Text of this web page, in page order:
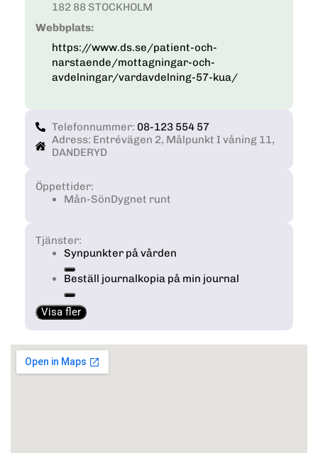
182 88 STOCKHOLM
Webbplats:
https://www.ds.se/patient-och-
narstaende/mottagningar-och-
avdelningar/vardavdelning-57-kua/
Telefonnummer: 08-123 554 57
Adress: Entrévägen 2, Målpunkt I våning 11,
DANDERYD
Öppettider:
Mån-SönDygnet runt
Tjänster:
Synpunkter på vården
Beställ journalkopia på min journal
Visa fler